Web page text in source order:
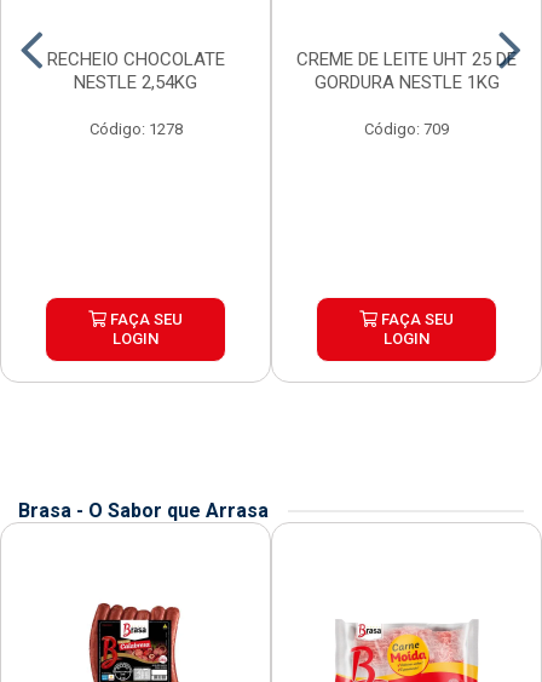
RECHEIO CHOCOLATE
NESTLE 2,54KG
Código: 1278
FAÇA SEU
LOGIN
CREME DE LEITE UHT 25 DE
GORDURA NESTLE 1KG
Código: 709
FAÇA SEU
LOGIN
Brasa - O Sabor que Arrasa